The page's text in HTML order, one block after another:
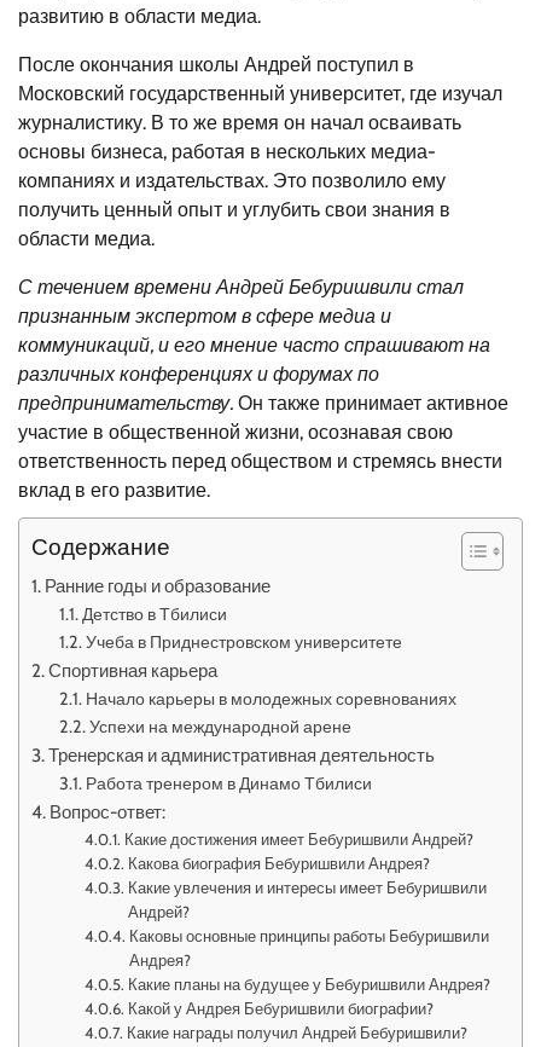
развитию в области медиа.
После окончания школы Андрей поступил в
Московский государственный университет, где изучал
журналистику. В то же время он начал осваивать
основы бизнеса, работая в нескольких медиа-
компаниях и издательствах. Это позволило ему
получить ценный опыт и углубить свои знания в
области медиа.
С течением времени Андрей Бебуришвили стал
признанным экспертом в сфере медиа и
коммуникаций, и его мнение часто спрашивают на
различных конференциях и форумах по
предпринимательству. Он также принимает активное
участие в общественной жизни, осознавая свою
ответственность перед обществом и стремясь внести
вклад в его развитие.
Содержание
Ранние годы и образование
Детство в Тбилиси
Учеба в Приднестровском университете
Спортивная карьера
Начало карьеры в молодежных соревнованиях
Успехи на международной арене
Тренерская и административная деятельность
Работа тренером в Динамо Тбилиси
Вопрос-ответ:
Какие достижения имеет Бебуришвили Андрей?
Какова биография Бебуришвили Андрея?
Какие увлечения и интересы имеет Бебуришвили
Андрей?
Каковы основные принципы работы Бебуришвили
Андрея?
Какие планы на будущее у Бебуришвили Андрея?
Какой у Андрея Бебуришвили биографии?
Какие награды получил Андрей Бебуришвили?